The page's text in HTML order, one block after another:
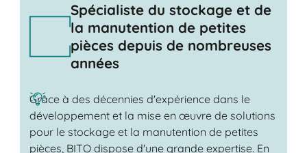
Spécialiste du stockage et de
la manutention de petites
pièces depuis de nombreuses
années
Grâce à des décennies d'expérience dans le
développement et la mise en œuvre de solutions
pour le stockage et la manutention de petites
pièces, BITO dispose d'une grande expertise. En